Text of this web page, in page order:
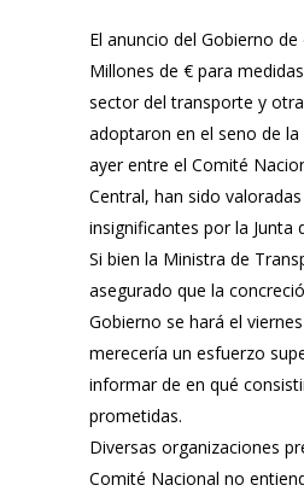
El anuncio del Gobierno
Millones de € para
sector del transporte y
adoptaron en el seno de
ayer entre el Comité
Central, han sido
insignificantes por la Junta
Si bien la Ministra de
asegurado que la
Gobierno se hará el
merecería un esfuerzo
informar de en qué
prometidas.
Diversas organizaciones
Comité Nacional no